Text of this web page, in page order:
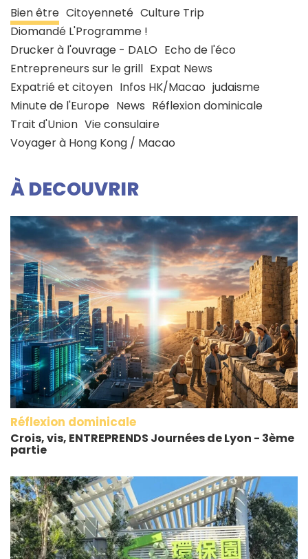
Bien être Citoyenneté Culture Trip
Diomandé L'Programme !
Drucker à l'ouvrage - DALO Echo de l'éco
Entrepreneurs sur le grill Expat News
Expatrié et citoyen Infos HK/Macao judaisme
Minute de l'Europe News Réflexion dominicale
Trait d'Union Vie consulaire
Voyager à Hong Kong / Macao
À DECOUVRIR
Réflexion dominicale
Crois, vis, ENTREPRENDS Journées de Lyon - 3ème
partie